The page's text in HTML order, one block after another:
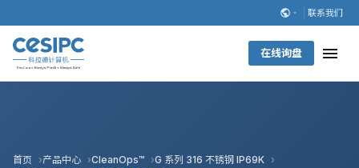
联系我们
在线询盘
首页 产品中心 CleanOps™
G 系列 316 不锈钢 IP69K